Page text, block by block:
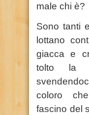
male chi è?
Sono tanti
lottano
giacca e
tolto la
coloro
fascino del